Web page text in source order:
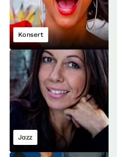
Konsert
Jazz